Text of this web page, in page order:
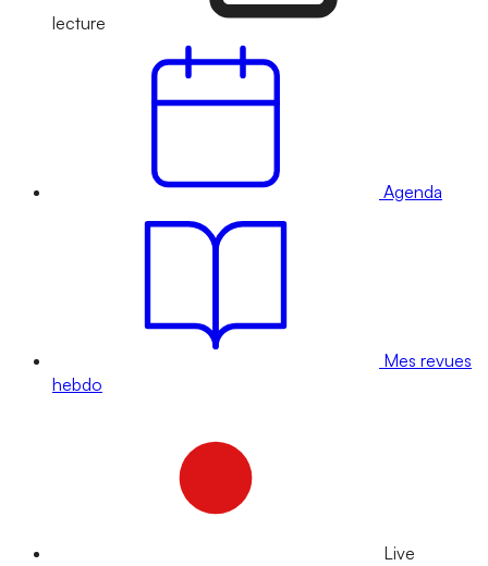
lecture
Agenda
Mes revues
hebdo
Live